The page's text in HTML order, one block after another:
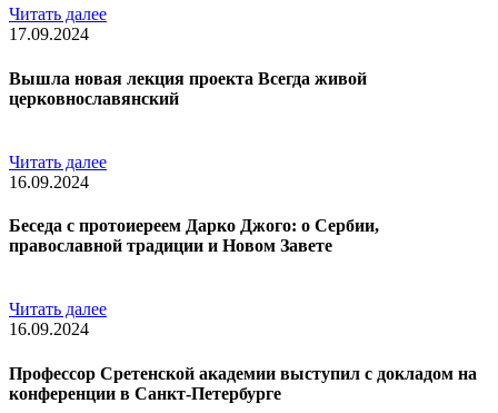
Читать далее
17.09.2024
Вышла новая лекция проекта Всегда живой
церковнославянский
Читать далее
16.09.2024
Беседа с протоиереем Дарко Джого: о Сербии,
православной традиции и Новом Завете
Читать далее
16.09.2024
Профессор Сретенской академии выступил с докладом на
конференции в Санкт-Петербурге